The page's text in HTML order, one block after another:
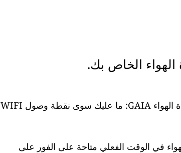
من السهل جدًا إعداد أجهزة مراقبة جودة الهواء GAIA: ما عليك سوى نقطة وصول WIFI
في الوقت الفعلي متاحة على الفور على